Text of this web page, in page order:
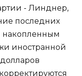
- Линднер,
последних
накопленным
иностранной